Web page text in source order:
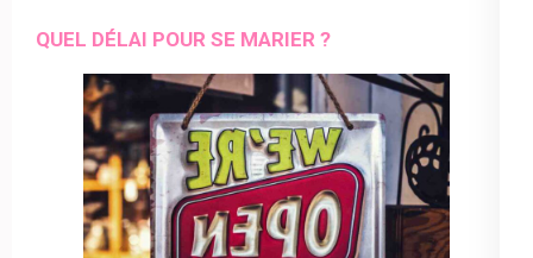
QUEL DÉLAI POUR SE MARIER ?